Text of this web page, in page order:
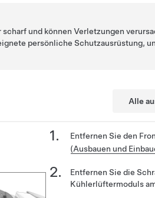
und können Verletzungen
persönliche Schutzausrüstung,
Alle
Entfernen Sie den
(Ausbauen und
Entfernen Sie die
Kühlerlüftermoduls